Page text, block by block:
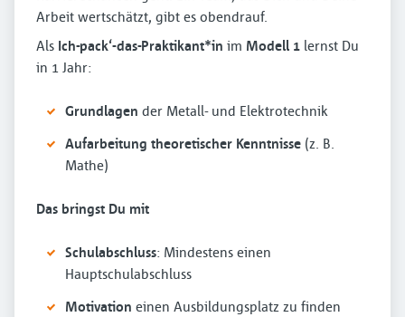
Arbeit wertschätzt, gibt es obendrauf.
Als Ich-pack‘-das-Praktikant*in im Modell 1 lernst Du
in 1 Jahr:
Grundlagen der Metall- und Elektrotechnik
Aufarbeitung theoretischer Kenntnisse (z. B.
Mathe)
Das bringst Du mit
Schulabschluss: Mindestens einen
Hauptschulabschluss
Motivation einen Ausbildungsplatz zu finden